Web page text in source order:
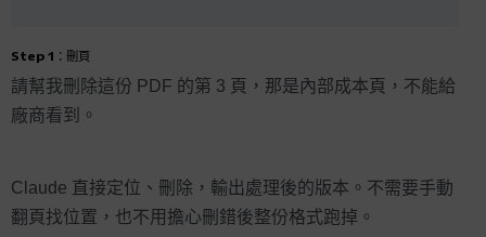
Step 1：刪頁
請幫我刪除這份 PDF 的第 3 頁，那是內部成本頁，不能給
廠商看到。
Claude 直接定位、刪除，輸出處理後的版本。不需要手動
翻頁找位置，也不用擔心刪錯後整份格式跑掉。